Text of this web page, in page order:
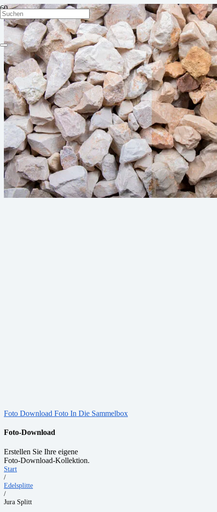
Foto Download Foto In Die Sammelbox
Foto-Download
Erstellen Sie Ihre eigene
Foto-Download-Kollektion.
Start
/
Edelsplitte
/
Jura Splitt